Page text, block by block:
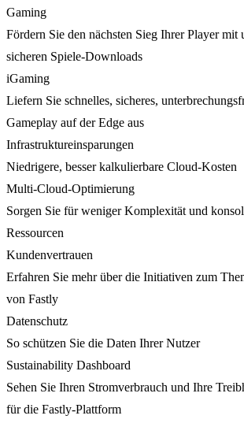
Gaming
Fördern Sie den nächsten Sieg Ihrer Player mit
sicheren Spiele-Downloads
iGaming
Liefern Sie schnelles, sicheres,
Gameplay auf der Edge aus
Infrastruktureinsparungen
Niedrigere, besser kalkulierbare Cloud-Kosten
Multi-Cloud-Optimierung
Sorgen Sie für weniger Komplexität und
Ressourcen
Kundenvertrauen
Erfahren Sie mehr über die Initiativen zum
von Fastly
Datenschutz
So schützen Sie die Daten Ihrer Nutzer
Sustainability Dashboard
Sehen Sie Ihren Stromverbrauch und Ihre
für die Fastly-Plattform